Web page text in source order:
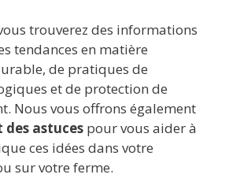
trouverez des informations
tendances en matière
de pratiques de
et de protection de
Nous vous offrons également
des astuces pour vous aider à
ces idées dans votre
sur votre ferme.